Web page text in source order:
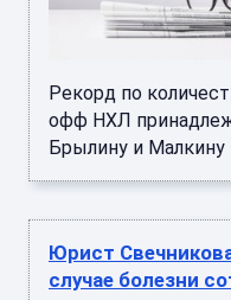
Рекорд по
офф НХЛ
Брылину и Малкину
Юрист
случае болезни